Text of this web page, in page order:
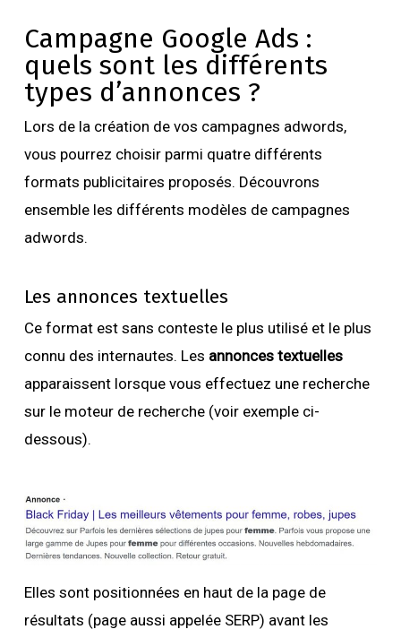
Campagne Google Ads :
quels sont les différents
types d’annonces ?
Lors de la création de vos campagnes adwords,
vous pourrez choisir parmi quatre différents
formats publicitaires proposés. Découvrons
ensemble les différents modèles de campagnes
adwords.
Les annonces textuelles
Ce format est sans conteste le plus utilisé et le plus
connu des internautes. Les annonces textuelles
apparaissent lorsque vous effectuez une recherche
sur le moteur de recherche (voir exemple ci-
dessous).
Elles sont positionnées en haut de la page de
résultats (page aussi appelée SERP) avant les